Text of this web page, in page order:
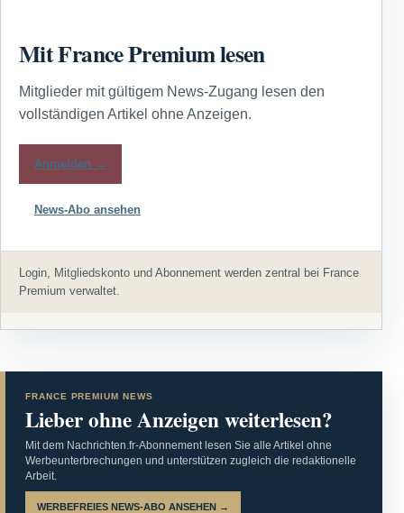
Mit France Premium lesen
Mitglieder mit gültigem News-Zugang lesen den
vollständigen Artikel ohne Anzeigen.
Anmelden →
News-Abo ansehen
Login, Mitgliedskonto und Abonnement werden zentral bei France
Premium verwaltet.
FRANCE PREMIUM NEWS
Lieber ohne Anzeigen weiterlesen?
Mit dem Nachrichten.fr-Abonnement lesen Sie alle Artikel ohne
Werbeunterbrechungen und unterstützen zugleich die redaktionelle
Arbeit.
WERBEFREIES NEWS-ABO ANSEHEN →